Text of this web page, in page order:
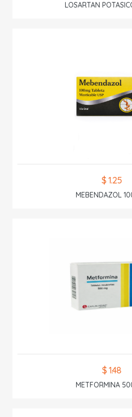
LOSARTAN
$ 1.25
MEBENDAZOL
$ 1.48
METFORMINA